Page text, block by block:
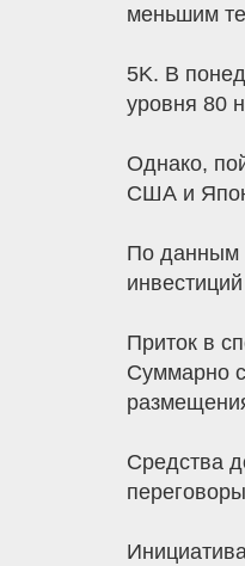
меньшим
5K. В
уровня 80
Однако,
США и
По данным
Приток в
Суммарно
Средства